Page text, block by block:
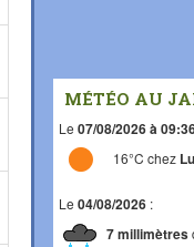
MÉTÉO AU
Le 07/08/2026 à
16°C chez
Le 04/08/2026 :
7 millimètres